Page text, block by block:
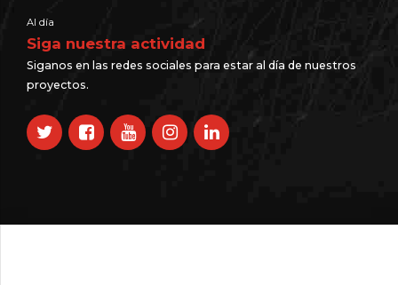
Al día
Siga nuestra actividad
Siganos en las redes sociales para estar al día de nuestros
proyectos.